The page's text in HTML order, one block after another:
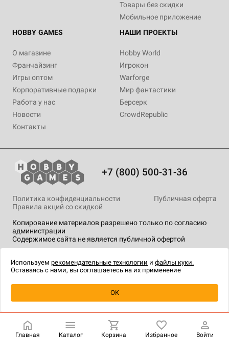
Уведомить о наличии
Товары без скидки
Мобильное приложение
HOBBY GAMES
О магазине
Франчайзинг
Игры оптом
Корпоративные подарки
Работа у нас
Новости
Контакты
НАШИ ПРОЕКТЫ
Hobby World
Игрокон
Warforge
Мир фантастики
Берсерк
CrowdRepublic
+7 (800) 500-31-36
Копирование материалов разрешено только по согласию
администрации
Содержимое сайта не является публичной офертой
Политика конфиденциальности
Публичная оферта
Правила акций со скидкой
технологии.
Главная Каталог Корзина Избранное Войти
Используем рекомендательные технологии и файлы куки.
Оставаясь с нами, вы соглашаетесь на их применение
OK